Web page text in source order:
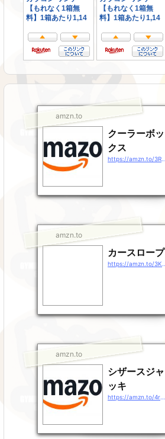
amzn.to
クーラーボッ
クス
amzn.to
カースロープ
amzn.to
シザースジャ
ッキ